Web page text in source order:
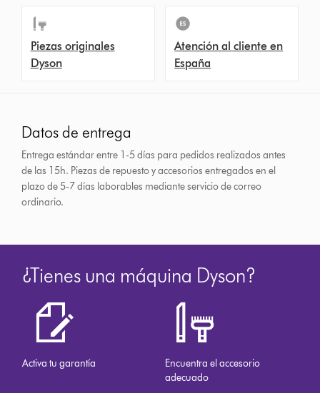
Piezas originales
Dyson
Atención al cliente en
España
Datos de entrega
Entrega estándar entre 1-5 días para pedidos realizados antes
de las 15h. Piezas de repuesto y accesorios entregados en el
plazo de 5-7 días laborables mediante servicio de correo
ordinario.
¿Tienes una máquina Dyson?
Activa tu garantía
Encuentra el accesorio
adecuado